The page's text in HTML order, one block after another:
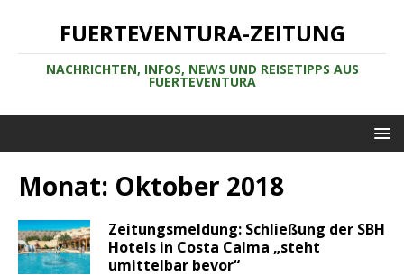
FUERTEVENTURA-ZEITUNG
NACHRICHTEN, INFOS, NEWS UND REISETIPPS AUS
FUERTEVENTURA
Monat: Oktober 2018
Zeitungsmeldung: Schließung der SBH
Hotels in Costa Calma „steht
umittelbar bevor“